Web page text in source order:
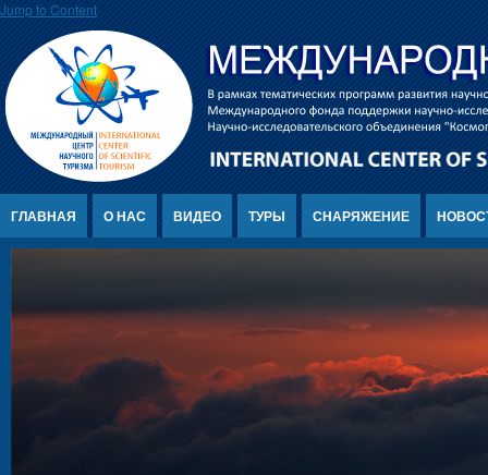
Jump to Content
ГЛАВНАЯ О НАС ВИДЕО ТУРЫ СНАРЯЖЕНИЕ